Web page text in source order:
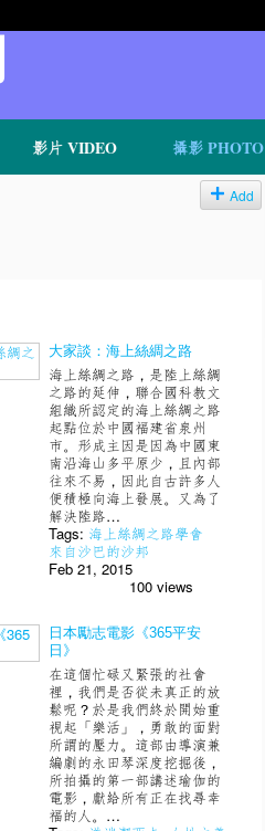
影片 VIDEO 攝影 PHOTO
Add
大家談：海上絲綢之路
海上絲綢之路，是陸上絲綢
之路的延伸，聯合國科教文
組織所認定的海上絲綢之路
起點位於中國福建省泉州
市。形成主因是因為中國東
南沿海山多平原少，且內部
往來不易，因此自古許多人
便積極向海上發展。又為了
解決陸路…
Tags: 海上絲綢之路學會
來自沙巴的沙邦
Feb 21, 2015
100 views
日本勵志電影《365平安
日》
在這個忙碌又緊張的社會
裡，我們是否從未真正的放
鬆呢？於是我們終於開始重
視起「樂活」，勇敢的面對
所謂的壓力。這部由導演兼
編劇的永田琴深度挖掘後，
所拍攝的第一部講述瑜伽的
電影，獻給所有正在找尋幸
福的人。…